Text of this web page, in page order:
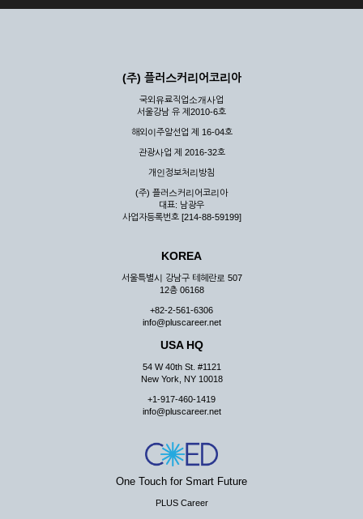
공할 수 있도록 최선의 노력을 다하여야 합니다.
게 누설, 배포하여서는 안됩니다. 다만, 관계법령에 의하여 국가
기관 등의 합법적인 요구가 있는 경우에는 해당 되지 않습니다.
③ 회사는 이용자로부터 제기되는 의견이나 불만이 정당하다고
인정할 경우에는 즉시 처리하여야 하며, 즉시 처리가 곤란한 경
우 그 처리를 위해 노력해야 합니다.
제7조 (회원의 의무)
① 회원은 ID와 비밀 번호에 관한 모든 관리의 책임이 있으며
② 회원은 이용신청서의 기재내용 중 변경된 내용이 있는 경우
서비스를 통하여 그 내용을 회사에 통지하여야 합니다.
③ 다른 회원의 ID와 비밀번호를 부당하게 사용하는 행위를
④ 회원은 회사의 서비스에서 타 사이트의 홍보행위를 하지 않
아야 하며 공공질서나 미풍약속에 위배되는 내용 혹은 저작권을
리 행위도 할 수 없습니다.
사가 통지하는 사항을 준수하여야 하며, 기타 회사의 업무에 방
해되는 행위를 하여서는 아니 됩니다.
제8조 (회원의 관리)
① 회원은 언제든 이 약관에 대한 동의를 철회할 수 있습니다.
(주) 플러스커리어코리아
국외유료직업소개사업
서울강남 유 제2010-6호
해외이주알선업 제 16-04호
관광사업 제 2016-32호
개인정보처리방침
(주) 플러스커리어코리아
대표: 남광우
사업자등록번호 [214-88-59199]
KOREA
서울특별시 강남구 테헤란로 507
12층 06168
+82-2-561-6306
info@pluscareer.net
USA HQ
54 W 40th St. #1121
New York, NY 10018
+1-917-460-1419
info@pluscareer.net
One Touch for Smart Future
PLUS Career